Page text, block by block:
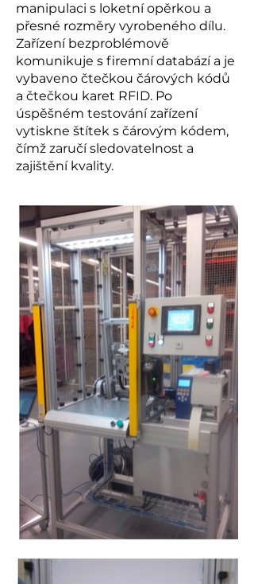
manipulaci s loketní opěrkou a
přesné rozměry vyrobeného dílu.
Zařízení bezproblémově
komunikuje s firemní databází a je
vybaveno čtečkou čárových kódů
a čtečkou karet RFID. Po
úspěšném testování zařízení
vytiskne štítek s čárovým kódem,
čímž zaručí sledovatelnost a
zajištění kvality.